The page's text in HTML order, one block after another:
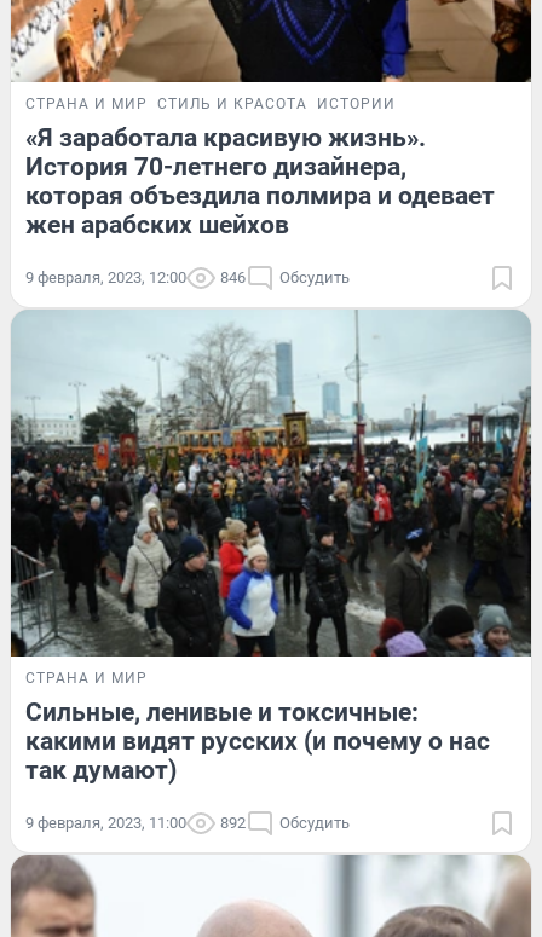
СТРАНА И МИР СТИЛЬ И КРАСОТА ИСТОРИИ
«Я заработала красивую жизнь».
История 70-летнего дизайнера,
которая объездила полмира и одевает
жен арабских шейхов
9 февраля, 2023, 12:00 846 Обсудить
СТРАНА И МИР
Сильные, ленивые и токсичные:
какими видят русских (и почему о нас
так думают)
9 февраля, 2023, 11:00 892 Обсудить